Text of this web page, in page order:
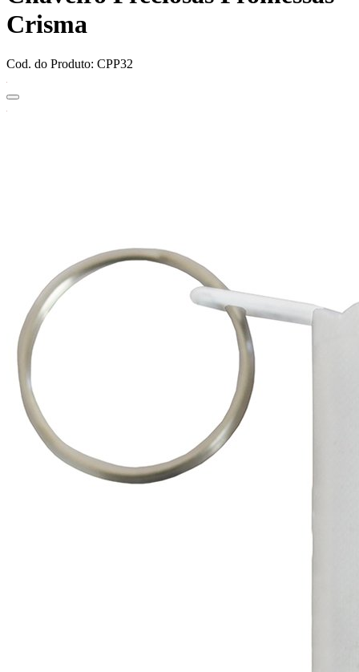
Crisma
Cod. do Produto: CPP32